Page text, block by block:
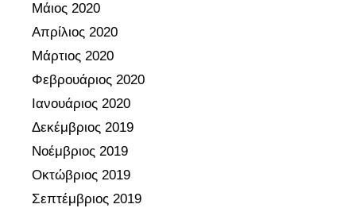
Μάιος 2020
Απρίλιος 2020
Μάρτιος 2020
Φεβρουάριος 2020
Ιανουάριος 2020
Δεκέμβριος 2019
Νοέμβριος 2019
Οκτώβριος 2019
Σεπτέμβριος 2019